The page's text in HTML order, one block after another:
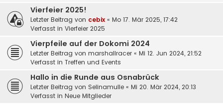
Vierfeier 2025!
Letzter Beitrag von cebix « Mo 17. Mär 2025, 17:42
Verfasst in Vierfeier 2025
Vierpfeile auf der Dokomi 2024
Letzter Beitrag von marshallracer « Mi 12. Jun 2024, 21:52
Verfasst in Treffen und Events
Hallo in die Runde aus Osnabrück
Letzter Beitrag von Selinamulle « Mi 20. Mär 2024, 20:13
Verfasst in Neue Mitglieder